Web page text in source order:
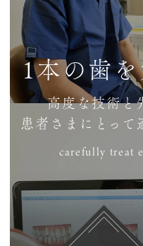
1本の歯
高度な技術と
患者さまにとって
carefully treat